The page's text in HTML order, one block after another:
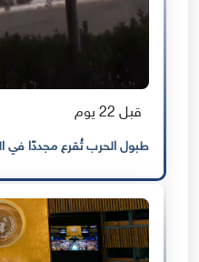
قبل 22 يوم
طبول الحرب تُقرع مجددًا في